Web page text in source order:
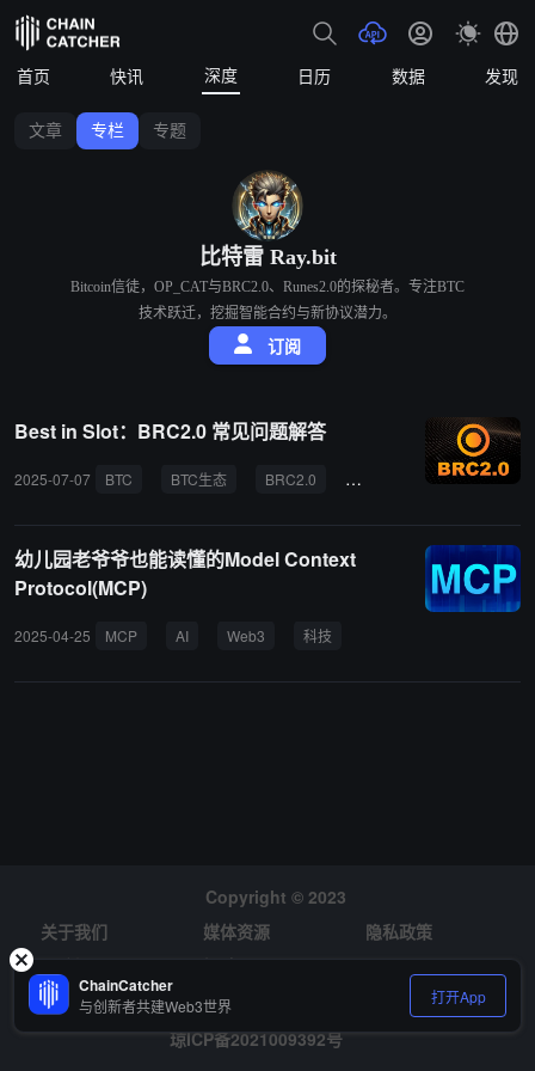
首页 快讯 深度 日历 数据 发现
文章 专栏 专题
比特雷 Ray.bit
Bitcoin信徒，OP_CAT与BRC2.0、Runes2.0的探秘者。专注BTC
技术跃迁，挖掘智能合约与新协议潜力。
订阅
Best in Slot：BRC2.0 常见问题解答
2025-07-07 BTC BTC生态 BRC2.0 DeFi 智能合约
幼儿园老爷爷也能读懂的Model Context
Protocol(MCP)
2025-04-25 MCP AI Web3 科技
Copyright © 2023
关于我们
媒体资源
隐私政策
风险提示
招聘
琼ICP备2021009392号
ChainCatcher
与创新者共建Web3世界 打开App